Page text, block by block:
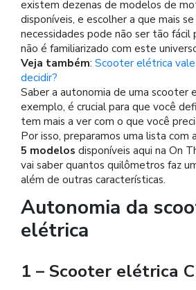
existem dezenas de modelos de
disponíveis, e escolher a que mais se
necessidades pode não ser tão fácil
não é familiarizado com este
Veja também: Scooter elétrica
decidir?
Saber a autonomia de uma scooter
exemplo, é crucial para que você
tem mais a ver com o que você
Por isso, preparamos uma lista com a
5 modelos disponíveis aqui na On
vai saber quantos quilômetros faz
além de outras características.
Autonomia da
elétrica
1 – Scooter elétrica